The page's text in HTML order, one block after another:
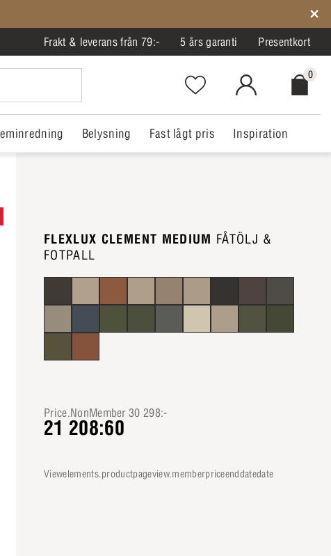
Frakt & leverans från 79:- 5 års garanti Presentkort
Favorites.NavigationButton.Text
MitIlva.Login
0
Belysning Fast lågt pris Inspiration
FLEXLUX CLEMENT MEDIUM FÅTÖLJ &
FOTPALL
Price.NonMember 30 298:-
21 208:60
viewelements.productpageview.memberpriceenddatedate